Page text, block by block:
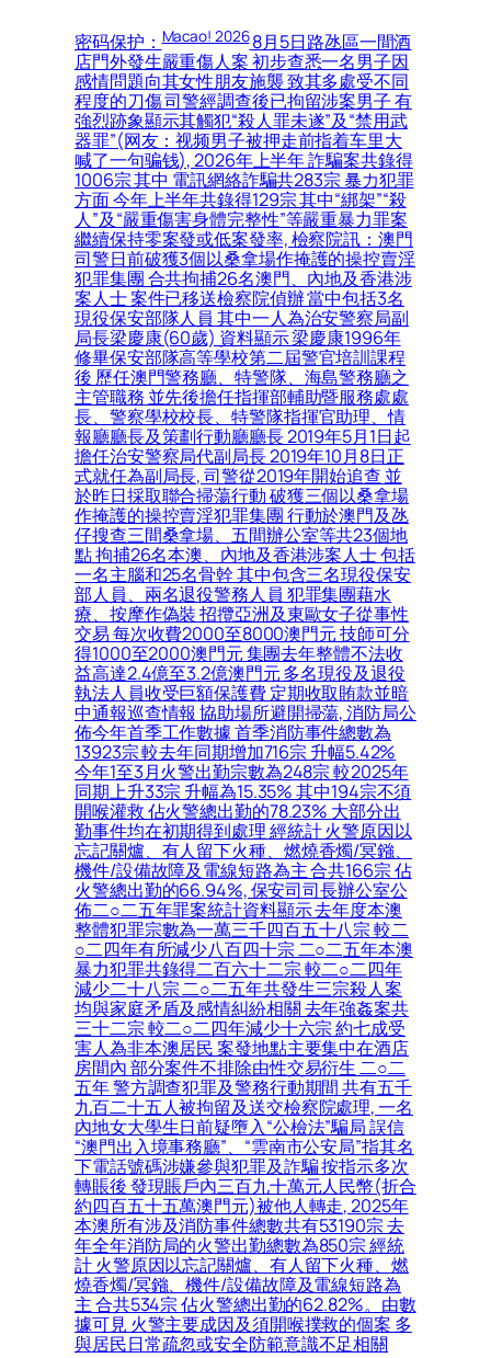
密码保护：Macao! 20268月5日路氹區一間酒
店門外發生嚴重傷人案 初步查悉一名男子因
感情問題向其女性朋友施襲 致其多處受不同
程度的刀傷 司警經調查後已拘留涉案男子 有
強烈跡象顯示其觸犯“殺人罪未遂”及“禁用武
器罪”(网友：视频男子被押走前指着车里大
喊了一句骗钱), 2026年上半年 詐騙案共錄得
1006宗 其中 電訊網絡詐騙共283宗 暴力犯罪
方面 今年上半年共錄得129宗 其中“綁架”“殺
人”及“嚴重傷害身體完整性”等嚴重暴力罪案
繼續保持零案發或低案發率, 檢察院訊：澳門
司警日前破獲3個以桑拿場作掩護的操控賣淫
犯罪集團 合共拘捕26名澳門、內地及香港涉
案人士 案件已移送檢察院偵辦 當中包括3名
現役保安部隊人員 其中一人為治安警察局副
局長梁慶康(60歲) 資料顯示 梁慶康1996年
修畢保安部隊高等學校第二屆警官培訓課程
後 歷任澳門警務廳、特警隊、海島警務廳之
主管職務 並先後擔任指揮部輔助暨服務處處
長、警察學校校長、特警隊指揮官助理、情
報廳廳長及策劃行動廳廳長 2019年5月1日起
擔任治安警察局代副局長 2019年10月8日正
式就任為副局長, 司警從2019年開始追查 並
於昨日採取聯合掃蕩行動 破獲三個以桑拿場
作掩護的操控賣淫犯罪集團 行動於澳門及氹
仔搜查三間桑拿場、五間辦公室等共23個地
點 拘捕26名本澳、內地及香港涉案人士 包括
一名主腦和25名骨幹 其中包含三名現役保安
部人員、兩名退役警務人員 犯罪集團藉水
療、按摩作偽裝 招攬亞洲及東歐女子從事性
交易 每次收費2000至8000澳門元 技師可分
得1000至2000澳門元 集團去年整體不法收
益高達2.4億至3.2億澳門元 多名現役及退役
執法人員收受巨額保護費 定期收取賄款並暗
中通報巡查情報 協助場所避開掃蕩, 消防局公
佈今年首季工作數據 首季消防事件總數為
13923宗 較去年同期增加716宗 升幅5.42%
今年1至3月火警出勤宗數為248宗 較2025年
同期上升33宗 升幅為15.35% 其中194宗不須
開喉灌救 佔火警總出勤的78.23% 大部分出
勤事件均在初期得到處理 經統計 火警原因以
忘記關爐、有人留下火種、燃燒香燭/冥鏹、
機件/設備故障及電線短路為主 合共166宗 佔
火警總出勤的66.94%, 保安司司長辦公室公
佈二○二五年罪案統計資料顯示 去年度本澳
整體犯罪宗數為一萬三千四百五十八宗 較二
○二四年有所減少八百四十宗 二○二五年本澳
暴力犯罪共錄得二百六十二宗 較二○二四年
減少二十八宗 二○二五年共發生三宗殺人案
均與家庭矛盾及感情糾紛相關 去年強姦案共
三十二宗 較二○二四年減少十六宗 約七成受
害人為非本澳居民 案發地點主要集中在酒店
房間內 部分案件不排除由性交易衍生 二○二
五年 警方調查犯罪及警務行動期間 共有五千
九百二十五人被拘留及送交檢察院處理, 一名
內地女大學生日前疑墮入“公檢法”騙局 誤信
“澳門出入境事務廳”、“雲南市公安局”指其名
下電話號碼涉嫌參與犯罪及詐騙 按指示多次
轉賬後 發現賬戶內三百九十萬元人民幣(折合
約四百五十五萬澳門元)被他人轉走, 2025年
本澳所有涉及消防事件總數共有53190宗 去
年全年消防局的火警出勤總數為850宗 經統
計 火警原因以忘記關爐、有人留下火種、燃
燒香燭/冥鏹、機件/設備故障及電線短路為
主 合共534宗 佔火警總出勤的62.82%。由數
據可見 火警主要成因及須開喉撲救的個案 多
與居民日常疏忽或安全防範意識不足相關